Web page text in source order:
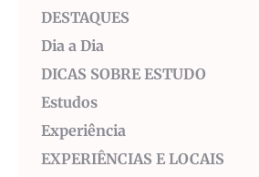
DESTAQUES
Dia a Dia
DICAS SOBRE ESTUDO
Estudos
Experiência
EXPERIÊNCIAS E LOCAIS